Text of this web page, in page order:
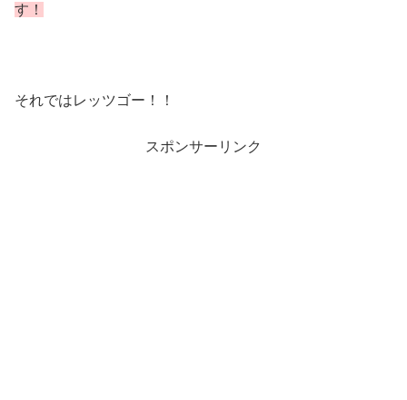
す！
それではレッツゴー！！
スポンサーリンク